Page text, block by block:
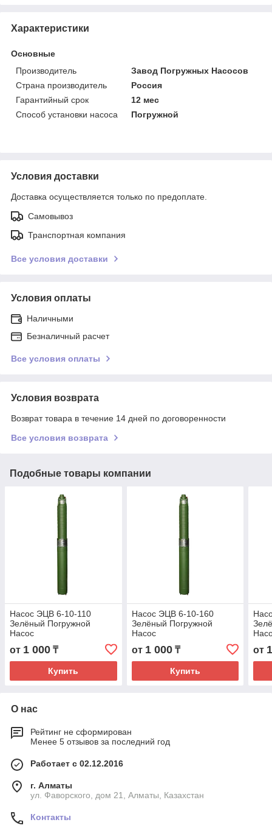
Характеристики
Основные
Производитель
Завод Погружных Насосов
Страна производитель
Россия
Гарантийный срок
12 мес
Способ установки насоса
Погружной
Условия доставки
Доставка осуществляется только по предоплате.
Самовывоз
Транспортная компания
Все условия доставки
Условия оплаты
Наличными
Безналичный расчет
Все условия оплаты
Условия возврата
Возврат товара в течение 14 дней по договоренности
Все условия возврата
Подобные товары компании
Насос ЭЦВ 6-10-110
Зелёный Погружной
Насос
от 1 000 ₸
Купить
Насос ЭЦВ 6-10-160
Зелёный Погружной
Насос
от 1 000₸
Купить
от
О нас
Рейтинг не сформирован
Менее 5 отзывов за последний год
Работает с 02.12.2016
г. Алматы
ул. Фаворского, дом 21, Алматы, Казахстан
Контакты